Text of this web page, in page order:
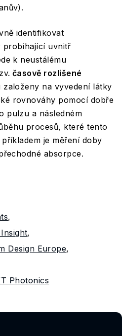
identifikovat
probíhající uvnitř
k neustálému
časově rozlišené
založeny na vyvedení látky
rovnováhy pomocí dobře
pulzu a následném
procesů, které tento
je měření doby
absorpce.
,
,
Design Europe,
Photonics